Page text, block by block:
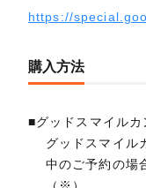
https://
購入方法
■グッドスマイル
グッドスマイル
中のご予約の場
（※）